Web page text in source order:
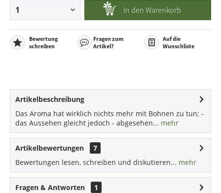
In den Warenkorb
Bewertung
schreiben
Fragen zum
Artikel?
Auf die
Wunschliste
Artikelbeschreibung
Das Aroma hat wirklich nichts mehr mit Bohnen zu tun; -
das Aussehen gleicht jedoch - abgesehen... mehr
Artikelbewertungen
7
Bewertungen lesen, schreiben und diskutieren... mehr
Fragen & Antworten 1